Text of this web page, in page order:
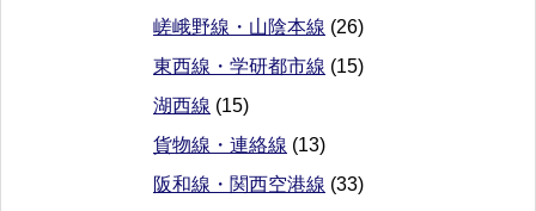
嵯峨野線・山陰本線 (26)
東西線・学研都市線 (15)
湖西線 (15)
貨物線・連絡線 (13)
阪和線・関西空港線 (33)